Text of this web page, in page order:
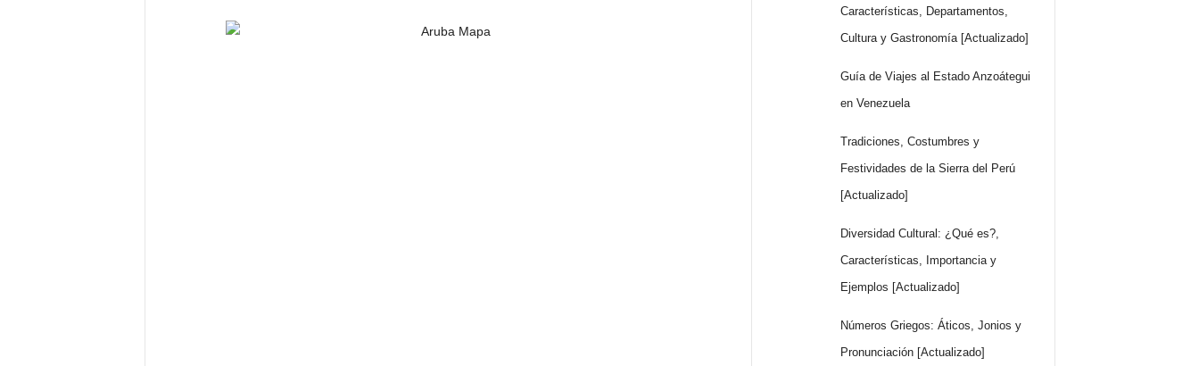
Características, Departamentos,
Cultura y Gastronomía [Actualizado]
Guía de Viajes al Estado Anzoátegui
en Venezuela
Tradiciones, Costumbres y
Festividades de la Sierra del Perú
[Actualizado]
Diversidad Cultural: ¿Qué es?,
Características, Importancia y
Ejemplos [Actualizado]
Números Griegos: Áticos, Jonios y
Pronunciación [Actualizado]